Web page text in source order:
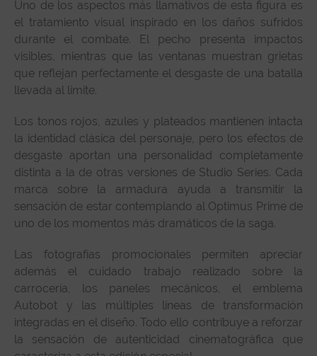
Uno de los aspectos más llamativos de esta figura es
el tratamiento visual inspirado en los daños sufridos
durante el combate. El pecho presenta impactos
visibles, mientras que las ventanas muestran grietas
que reflejan perfectamente el desgaste de una batalla
llevada al límite.
Los tonos rojos, azules y plateados mantienen intacta
la identidad clásica del personaje, pero los efectos de
desgaste aportan una personalidad completamente
distinta a la de otras versiones de Studio Series. Cada
marca sobre la armadura ayuda a transmitir la
sensación de estar contemplando al Optimus Prime de
uno de los momentos más dramáticos de la saga.
Las fotografías promocionales permiten apreciar
además el cuidado trabajo realizado sobre la
carrocería, los paneles mecánicos, el emblema
Autobot y las múltiples líneas de transformación
integradas en el diseño. Todo ello contribuye a reforzar
la sensación de autenticidad cinematográfica que